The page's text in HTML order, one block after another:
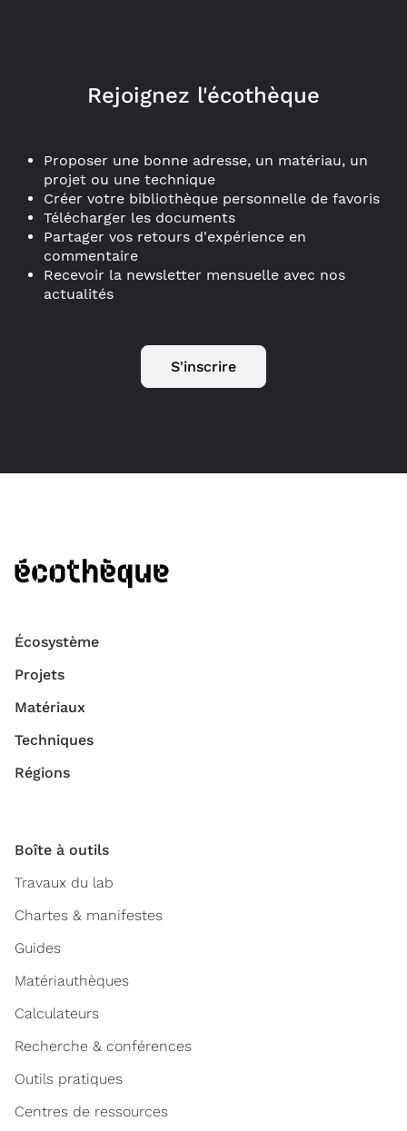
Rejoignez l'écothèque
Proposer une bonne adresse, un matériau, un
projet ou une technique
Créer votre bibliothèque personnelle de favoris
Télécharger les documents
Partager vos retours d'expérience en
commentaire
Recevoir la newsletter mensuelle avec nos
actualités
S'inscrire
Écosystème
Projets
Matériaux
Techniques
Régions
Boîte à outils
Travaux du lab
Chartes & manifestes
Guides
Matériauthèques
Calculateurs
Recherche & conférences
Outils pratiques
Centres de ressources